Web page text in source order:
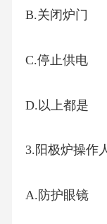
B.关闭炉门
C.停止供电
D.以上都是
3.阳极炉操作
A.防护眼镜